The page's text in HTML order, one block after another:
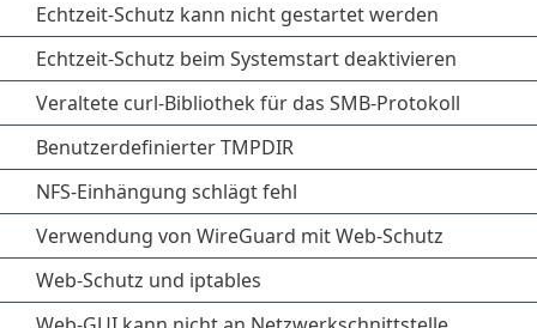
Echtzeit-Schutz kann nicht gestartet werden
Echtzeit-Schutz beim Systemstart deaktivieren
Veraltete curl-Bibliothek für das SMB-Protokoll
Benutzerdefinierter TMPDIR
NFS-Einhängung schlägt fehl
Verwendung von WireGuard mit Web-Schutz
Web-Schutz und iptables